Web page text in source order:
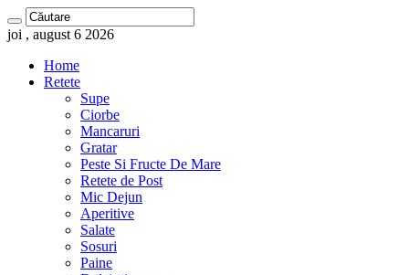
joi , august 6 2026
Home
Retete
Supe
Ciorbe
Mancaruri
Gratar
Peste Si Fructe De Mare
Retete de Post
Mic Dejun
Aperitive
Salate
Sosuri
Paine